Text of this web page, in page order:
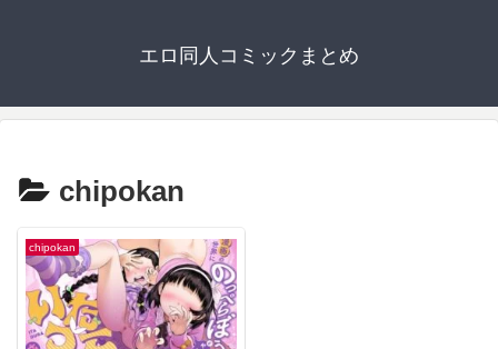
エロ同人コミックまとめ
chipokan
chipokan